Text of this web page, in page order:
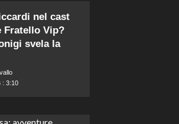
nel cast
Fratello Vip?
svela la
: 3:10